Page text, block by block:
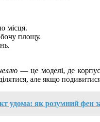
місця.
площу.
— це моделі, де корпус
але якщо подивитися
удома: як розумний фен